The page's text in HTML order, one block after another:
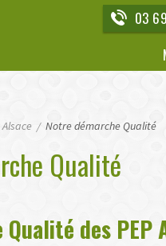
03
Alsace Notre démarche Qualité
Qualité
Qualité des PEP